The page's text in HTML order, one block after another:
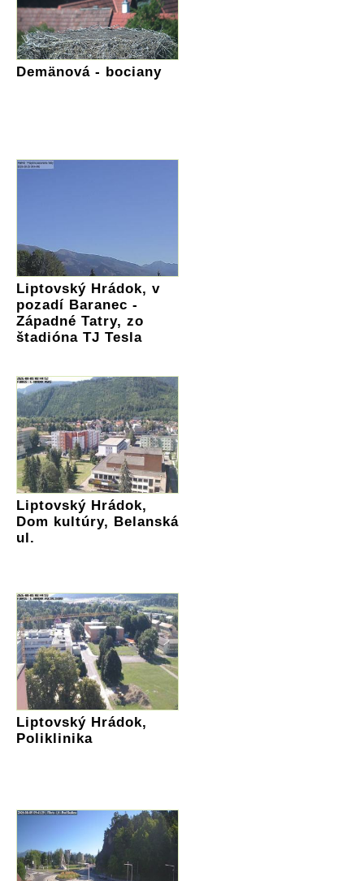
Demänová - bociany
Liptovský Hrádok, v
pozadí Baranec -
Západné Tatry, zo
štadióna TJ Tesla
Liptovský Hrádok,
Dom kultúry, Belanská
ul.
Liptovský Hrádok,
Poliklinika